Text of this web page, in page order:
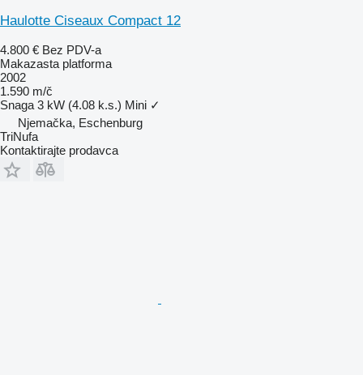
Haulotte Ciseaux Compact 12
4.800 € Bez PDV-a
Makazasta platforma
2002
1.590 m/č
Snaga 3 kW (4.08 k.s.) Mini ✓
Njemačka, Eschenburg
TriNufa
Kontaktirajte prodavca